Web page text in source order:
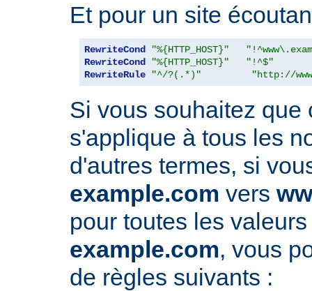
Et pour un site
RewriteCond "%{HTTP_HOST}"
RewriteCond
"%{HTTP_HOST}"
"!^$"
RewriteRule
"^/?(.*)" "http://
Si vous souhaitez que
s'applique à tous les
d'autres termes, si
example.com vers
pour toutes les
example.com, vous
de règles suivants :